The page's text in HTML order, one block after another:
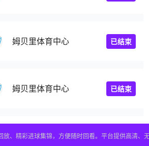
姆贝里体育中心 已结束
姆贝里体育中心 已结束
、精彩进球集锦，方便随时回看。平台提供高清